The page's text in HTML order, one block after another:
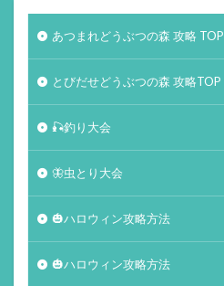
あつまれどうぶつの森 攻略 TOP
とびだせどうぶつの森 攻略TOP
🎣釣り大会
🦋虫とり大会
🎃ハロウィン攻略方法
🎃ハロウィン攻略方法